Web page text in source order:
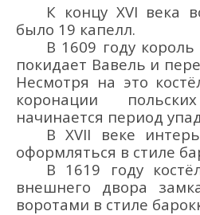
К концу XVI века
было 19 капелл.
В 1609 году
покидает Вавель и
Несмотря на это
коронации
начинается период
ВXVII веке
оформляться в стиле
В 1619 году
внешнего двора
воротами в стиле